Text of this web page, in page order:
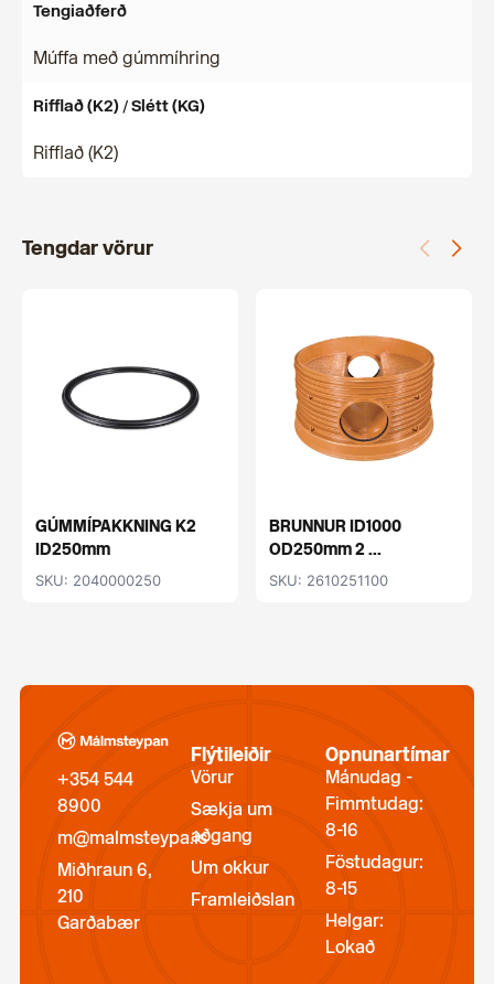
Tengiaðferð
Múffa með gúmmíhring
Rifflað (K2) / Slétt (KG)
Rifflað (K2)
Tengdar vörur
GÚMMÍPAKKNING K2
ID250mm
SKU: 2040000250
BRUNNUR ID1000
OD250mm 2 ...
SKU: 2610251100
+354 544
8900
m@malmsteypa.is
Miðhraun 6,
210
Garðabær
Flýtileiðir
Vörur
Sækja um
aðgang
Um okkur
Framleiðslan
Opnunartímar
Mánudag -
Fimmtudag:
8-16
Föstudagur:
8-15
Helgar:
Lokað